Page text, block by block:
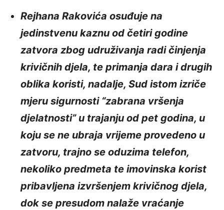
Rejhana Rakovića osuđuje na
jedinstvenu kaznu od četiri godine
zatvora zbog udruživanja radi činjenja
krivičnih djela, te primanja dara i drugih
oblika koristi, nadalje, Sud istom izriče
mjeru sigurnosti “zabrana vršenja
djelatnosti” u trajanju od pet godina, u
koju se ne ubraja vrijeme provedeno u
zatvoru, trajno se oduzima telefon,
nekoliko predmeta te imovinska korist
pribavljena izvršenjem krivičnog djela,
dok se presudom nalaže vraćanje